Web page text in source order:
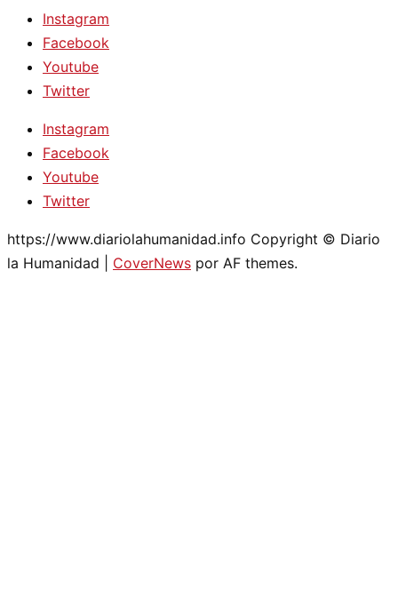
Instagram
Facebook
Youtube
Twitter
Instagram
Facebook
Youtube
Twitter
https://www.diariolahumanidad.info Copyright © Diario
la Humanidad
CoverNews por AF themes.